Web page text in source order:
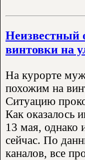
Неизвестный
винтовки на
На курорте
похожим на
Ситуацию
Как оказалось
13 мая, однако
сейчас. По
каналов, все